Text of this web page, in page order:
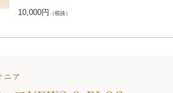
10,000円
（税抜）